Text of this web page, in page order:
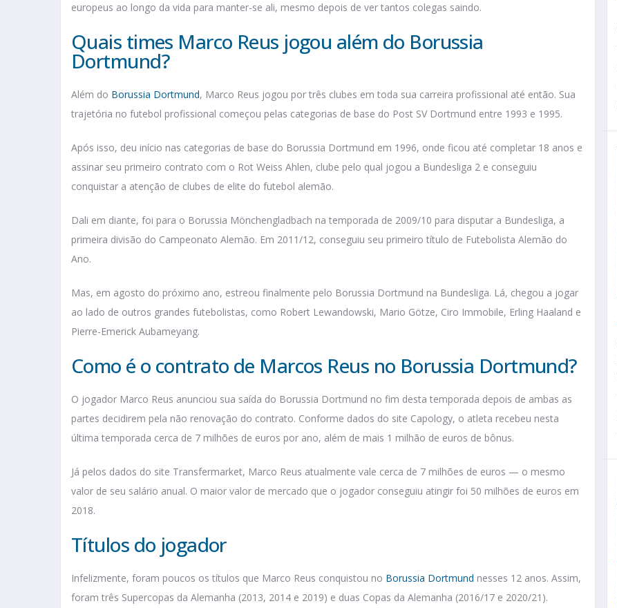
europeus ao longo da vida para manter-se ali, mesmo depois de ver tantos colegas saindo.
Quais times Marco Reus jogou além do Borussia
Dortmund?
Além do Borussia Dortmund, Marco Reus jogou por três clubes em toda sua carreira profissional até então. Sua
trajetória no futebol profissional começou pelas categorias de base do Post SV Dortmund entre 1993 e 1995.
Após isso, deu início nas categorias de base do Borussia Dortmund em 1996, onde ficou até completar 18 anos e
assinar seu primeiro contrato com o Rot Weiss Ahlen, clube pelo qual jogou a Bundesliga 2 e conseguiu
conquistar a atenção de clubes de elite do futebol alemão.
Dali em diante, foi para o Borussia Mönchengladbach na temporada de 2009/10 para disputar a Bundesliga, a
primeira divisão do Campeonato Alemão. Em 2011/12, conseguiu seu primeiro título de Futebolista Alemão do
Ano.
Mas, em agosto do próximo ano, estreou finalmente pelo Borussia Dortmund na Bundesliga. Lá, chegou a jogar
ao lado de outros grandes futebolistas, como Robert Lewandowski, Mario Götze, Ciro Immobile, Erling Haaland e
Pierre-Emerick Aubameyang.
Como é o contrato de Marcos Reus no Borussia Dortmund?
O jogador Marco Reus anunciou sua saída do Borussia Dortmund no fim desta temporada depois de ambas as
partes decidirem pela não renovação do contrato. Conforme dados do site Capology, o atleta recebeu nesta
última temporada cerca de 7 milhões de euros por ano, além de mais 1 milhão de euros de bônus.
Já pelos dados do site Transfermarket, Marco Reus atualmente vale cerca de 7 milhões de euros — o mesmo
valor de seu salário anual. O maior valor de mercado que o jogador conseguiu atingir foi 50 milhões de euros em
2018.
Títulos do jogador
Infelizmente, foram poucos os títulos que Marco Reus conquistou no Borussia Dortmund nesses 12 anos. Assim,
foram três Supercopas da Alemanha (2013, 2014 e 2019) e duas Copas da Alemanha (2016/17 e 2020/21).